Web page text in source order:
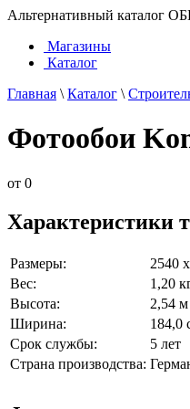
Альтернативный каталог
Магазины
Каталог
Главная \ Каталог \
Фотообои
от 0
Характеристики
Размеры:
2540
Вес:
1,20
Высота:
2,54 м
Ширина:
184,0
Срок службы:
5 лет
Страна производства: